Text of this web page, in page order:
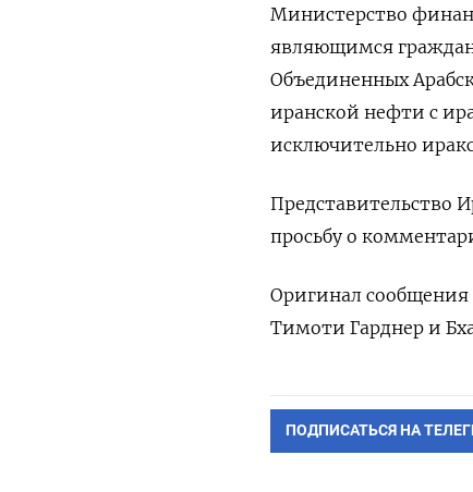
Министерство
являющимся
Объединенных
иранской нефти с
исключительно
Представительство
просьбу о
Оригинал сообщения
Тимоти Гарднер и
ПОДПИСАТЬСЯ НА